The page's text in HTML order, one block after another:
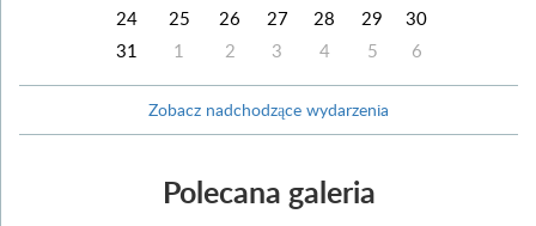
24
25 26 27 28 29
30
31
1 2 3 4 5 6
Zobacz nadchodzące wydarzenia
Polecana galeria